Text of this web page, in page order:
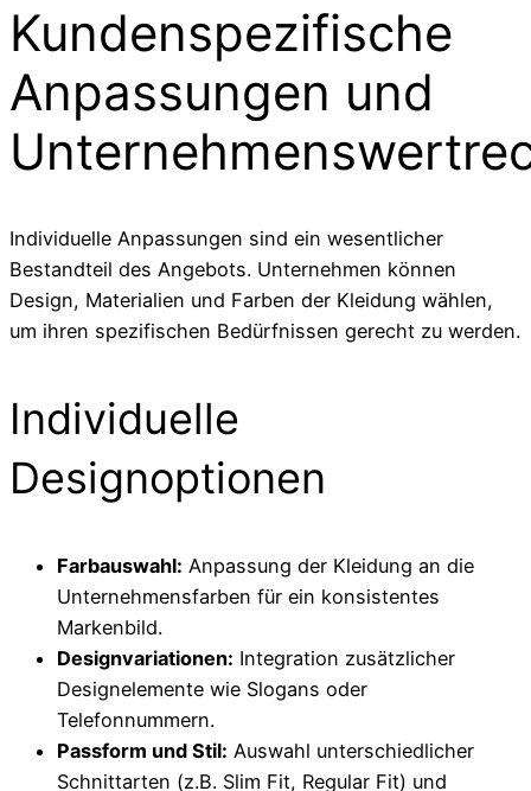
Kundenspezifische
Anpassungen und
Individuelle Anpassungen sind ein wesentlicher
Bestandteil des Angebots. Unternehmen können
Design, Materialien und Farben der Kleidung wählen,
um ihren spezifischen Bedürfnissen gerecht zu werden.
Individuelle
Designoptionen
Farbauswahl: Anpassung der Kleidung an die
Unternehmensfarben für ein konsistentes
Markenbild.
Designvariationen: Integration zusätzlicher
Designelemente wie Slogans oder
Telefonnummern.
Passform und Stil: Auswahl unterschiedlicher
Schnittarten (z.B. Slim Fit, Regular Fit) und